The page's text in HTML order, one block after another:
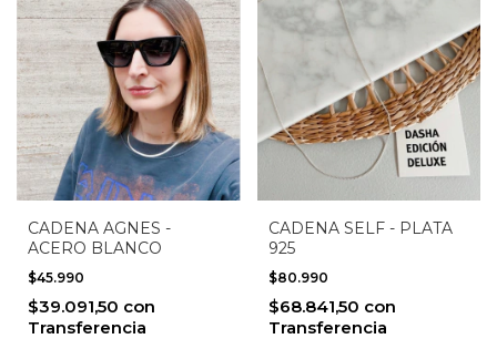
CADENA AGNES -
ACERO BLANCO
$45.990
$39.091,50 con
Transferencia
CADENA SELF - PLATA
925
$80.990
$68.841,50 con
Transferencia